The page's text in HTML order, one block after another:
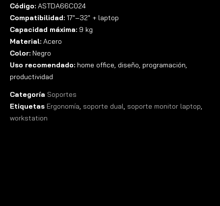
Código: ASTDA66C024
Compatibilidad: 17″–32″ + laptop
Capacidad máxima: 9 kg
Material: Acero
Color: Negro
Uso recomendado: home office, diseño, programación,
productividad
Categoría Soportes
Etiquetas Ergonomía, soporte dual, soporte monitor laptop,
workstation